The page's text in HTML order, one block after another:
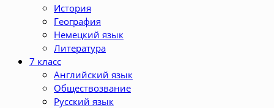
История
География
Немецкий язык
Литература
7 класс
Английский язык
Обществозвание
Русский язык